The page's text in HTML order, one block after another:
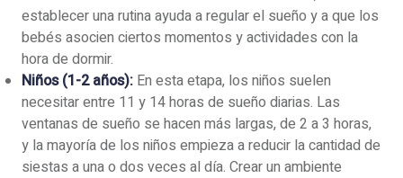
establecer una rutina ayuda a regular el sueño y a que los
bebés asocien ciertos momentos y actividades con la
hora de dormir.
Niños (1-2 años): En esta etapa, los niños suelen
necesitar entre 11 y 14 horas de sueño diarias. Las
ventanas de sueño se hacen más largas, de 2 a 3 horas,
y la mayoría de los niños empieza a reducir la cantidad de
siestas a una o dos veces al día. Crear un ambiente